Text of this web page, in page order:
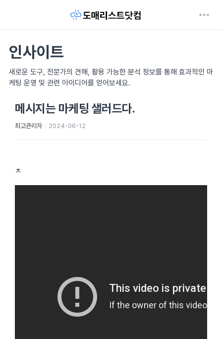
인사이트
새로운 도구, 전문가의 견해, 활용 가능한 분석 정보를 통해 효과적인 마
케팅 운영 및 관련 아이디어를 얻어보세요.
메시지는 마케팅 샐러드다.
최고관리자 2024-06-12
ㅊ